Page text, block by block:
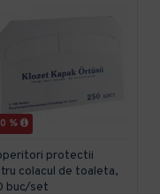
%
protectii
colacul de toaleta,
buc/set